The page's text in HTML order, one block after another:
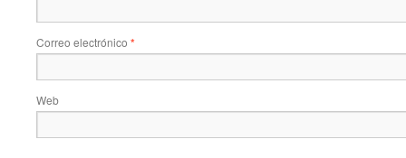
Correo electrónico *
Web